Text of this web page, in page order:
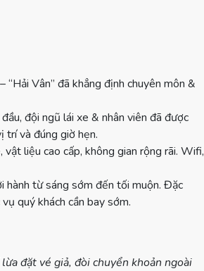
Vân” đã khẳng định chuyên môn &
đội ngũ lái xe & nhân viên đã được
trí và đúng giờ hẹn.
vật liệu cao cấp, không gian rộng rãi. Wifi,
hành từ sáng sớm đến tối muộn. Đặc
quý khách cần bay sớm.
đặt vé giả, đòi chuyển khoản ngoài